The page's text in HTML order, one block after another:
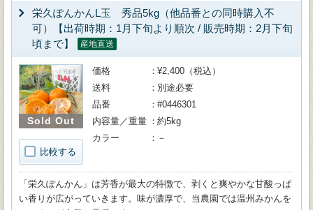
栄久ぽんかんL玉 秀品5kg（他品番との同時購入不
可）【出荷時期：1月下旬より順次 / 販売時期：2月下旬
頃まで】
産地直送
Sold Out
比較する
価格
¥2,400（税込）
送料
別途必要
品番
#0446301
内容量／重量
約5kg
カラー
－
「栄久ぽんかん」は芳香が最大の特徴で、剥くと爽やかな甘酸っぱ
い香りが広がっていきます。味が濃厚で、当農園では温州みかんを